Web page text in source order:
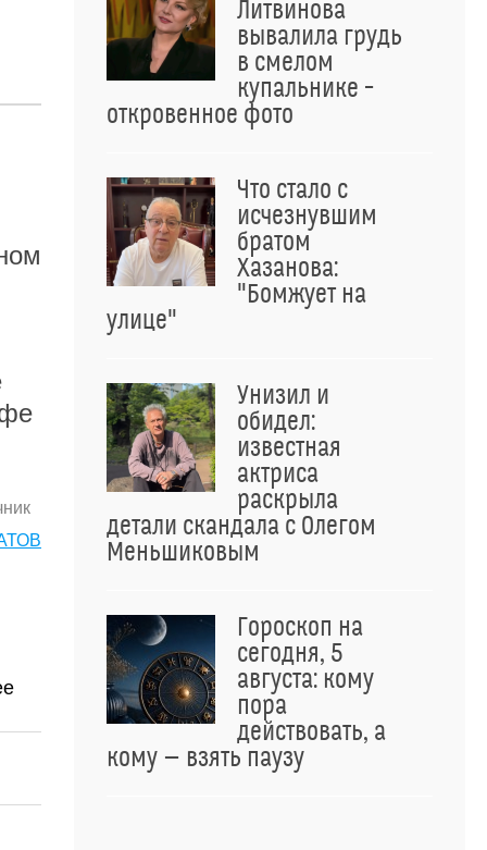
Литвинова
вывалила грудь
в смелом
купальнике –
откровенное фото
Что стало с
исчезнувшим
братом
Хазанова:
"Бомжует на
улице"
Унизил и
обидел:
известная
актриса
раскрыла
детали скандала с Олегом
Меньшиковым
Гороскоп на
сегодня, 5
августа: кому
пора
действовать, а
кому — взять паузу